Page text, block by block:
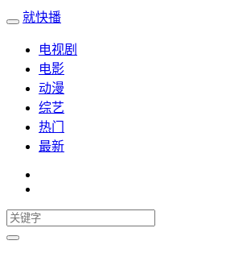
就快播
电视剧
电影
动漫
综艺
热门
最新